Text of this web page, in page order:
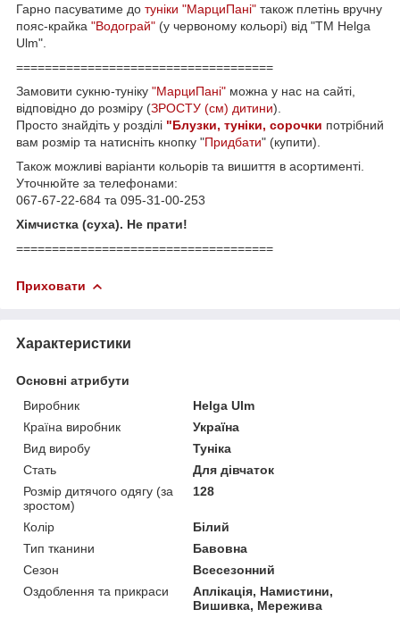
Гарно пасуватиме до туніки "МарциПані" також плетінь вручну
пояс-крайка "Водограй" (у червоному кольорі) від "ТМ Helga
Ulm".
====================================
Замовити сукню-туніку "МарциПані" можна у нас на сайті,
відповідно до розміру (ЗРОСТУ (см) дитини).
Просто знайдіть у розділі "Блузки, туніки, сорочки потрібний
вам розмір та натисніть кнопку "Придбати" (купити).
Також можливі варіанти кольорів та вишиття в асортименті.
Уточнюйте за телефонами:
067-67-22-684 та 095-31-00-253
Хімчистка (суха). Не прати!
====================================
Приховати
Характеристики
Основні атрибути
Виробник
Helga Ulm
Країна виробник
Україна
Вид виробу
Туніка
Стать
Для дівчаток
Розмір дитячого одягу (за
зростом)
128
Колір
Білий
Тип тканини
Бавовна
Сезон
Всесезонний
Оздоблення та прикраси
Аплікація, Намистини,
Вишивка, Мережива